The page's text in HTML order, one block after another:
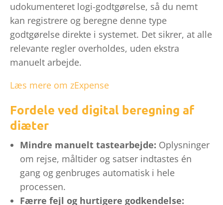
udokumenteret logi-godtgørelse, så du nemt
kan registrere og beregne denne type
godtgørelse direkte i systemet. Det sikrer, at alle
relevante regler overholdes, uden ekstra
manuelt arbejde.
Læs mere om zExpense
Fordele ved digital beregning af
diæter
Mindre manuelt tastearbejde: Oplysninger
om rejse, måltider og satser indtastes én
gang og genbruges automatisk i hele
processen.
Færre fejl og hurtigere godkendelse: